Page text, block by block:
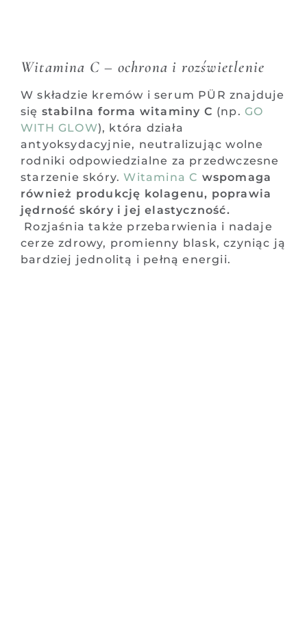
Witamina C – ochrona i rozświetlenie
W składzie kremów i serum PÜR znajduje
się stabilna forma witaminy C (np.GO
WITH GLOW), która działa
antyoksydacyjnie, neutralizując wolne
rodniki odpowiedzialne za przedwczesne
starzenie skóry.Witamina C wspomaga
również produkcję kolagenu, poprawia
jędrność skóry i jej elastyczność.
Rozjaśnia także przebarwienia i nadaje
cerze zdrowy, promienny blask, czyniąc ją
bardziej jednolitą i pełną energii.